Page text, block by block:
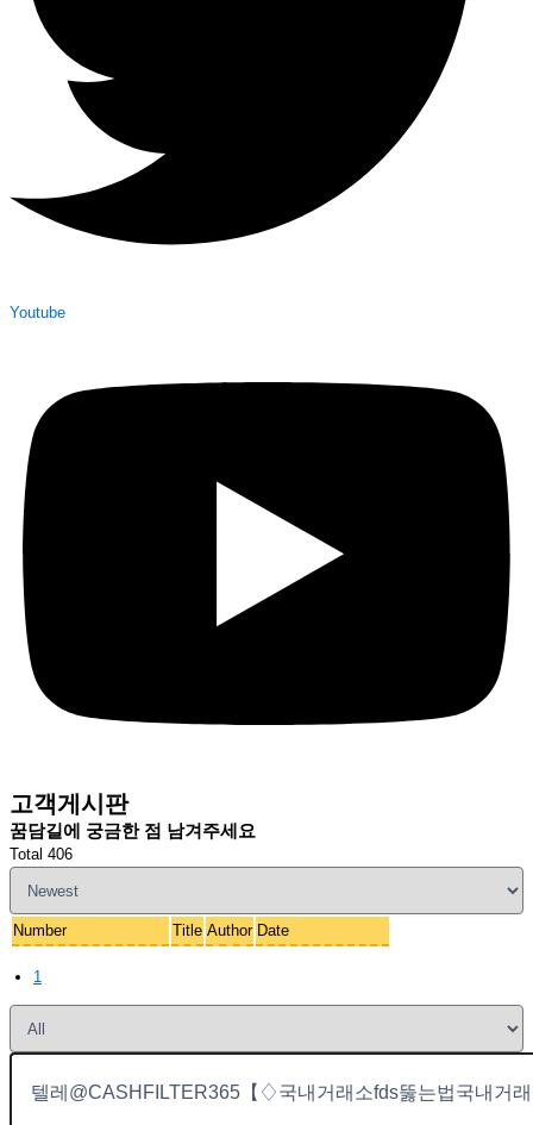
Youtube
고객게시판
꿈담길에 궁금한 점 남겨주세요
Total 406
Number Title Author Date
1